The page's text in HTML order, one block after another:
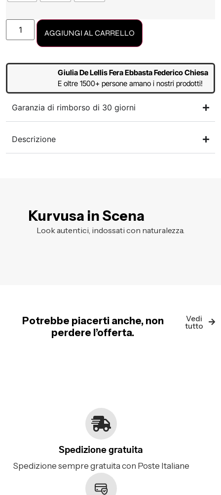
AGGIUNGI AL CARRELLO
Giulia De Lellis Fera Ebbasta Federico Chiesa
E oltre 1500+ persone amano i nostri prodotti!
Garanzia di rimborso di 30 giorni
Descrizione
Kurvusa in Scena
Look autentici, indossati con naturalezza.
Potrebbe piacerti anche, non
perdere l’offerta.
Vedi
tutto
Spedizione gratuita
Spedizione sempre gratuita con Poste Italiane